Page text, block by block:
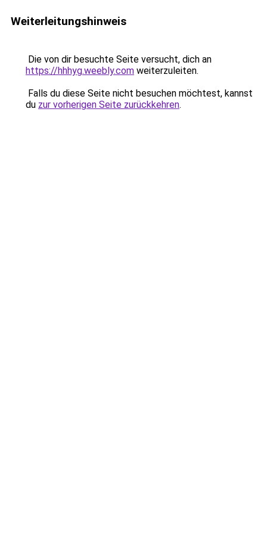
Weiterleitungshinweis
Die von dir besuchte Seite versucht, dich an
https://hhhyg.weebly.com weiterzuleiten.
Falls du diese Seite nicht besuchen möchtest, kannst
du zur vorherigen Seite zurückkehren.